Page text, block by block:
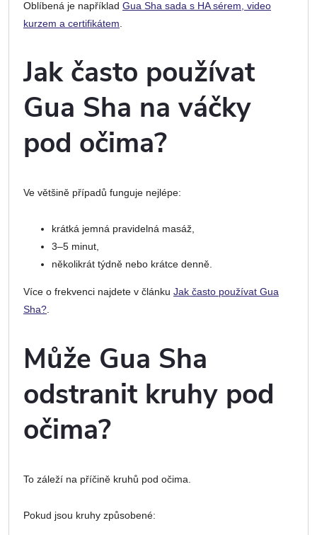
Oblíbená je například Gua Sha sada s HA sérem, video
kurzem a certifikátem
Jak často používat
Gua Sha na váčky
pod očima?
Ve většině případů funguje nejlépe:
krátká jemná pravidelná masáž,
3–5 minut,
několikrát týdně nebo krátce denně.
Více o frekvenci najdete v článku Jak často používat Gua
Sha?.
Může Gua Sha
odstranit kruhy pod
očima?
To záleží na příčině kruhů pod očima.
Pokud jsou kruhy způsobené: